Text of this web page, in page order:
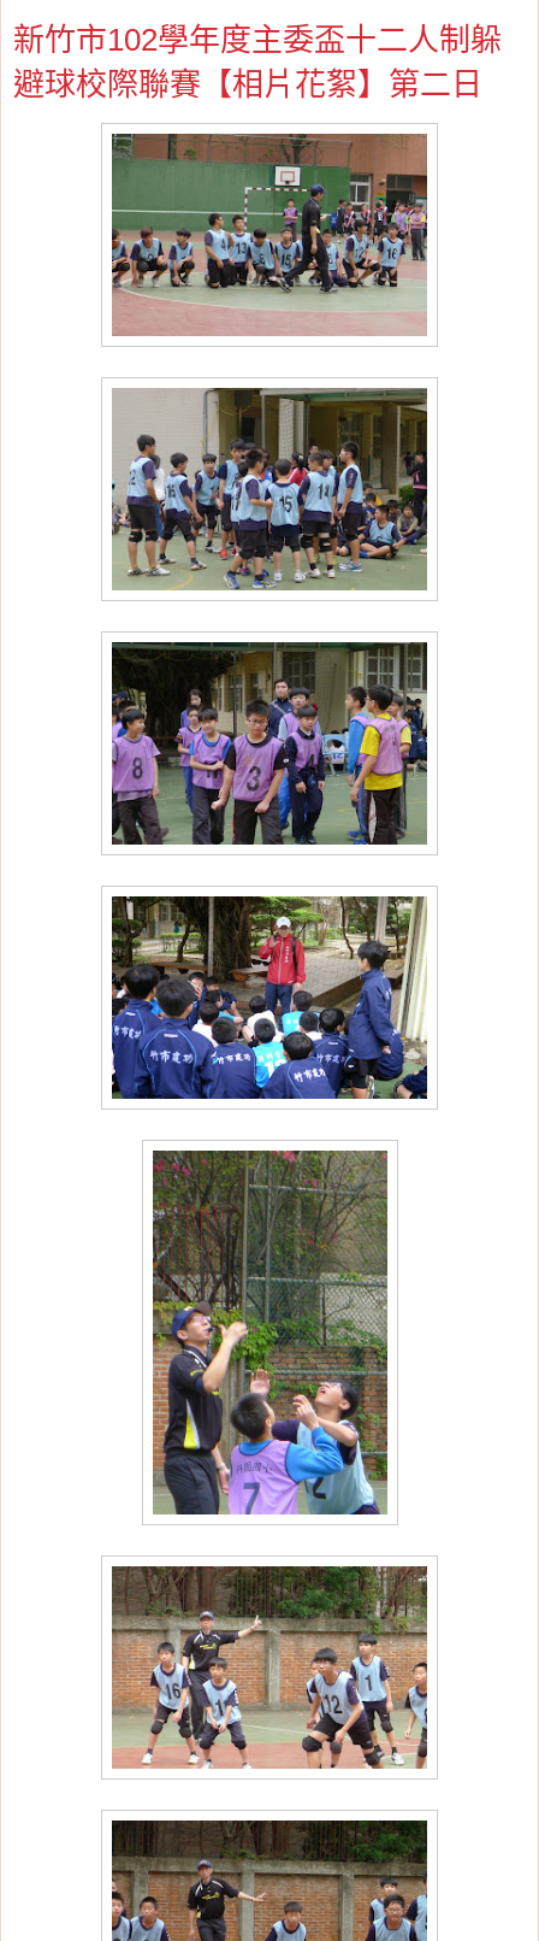
新竹市102學年度主委盃十二人制躲
避球校際聯賽【相片花絮】第二日